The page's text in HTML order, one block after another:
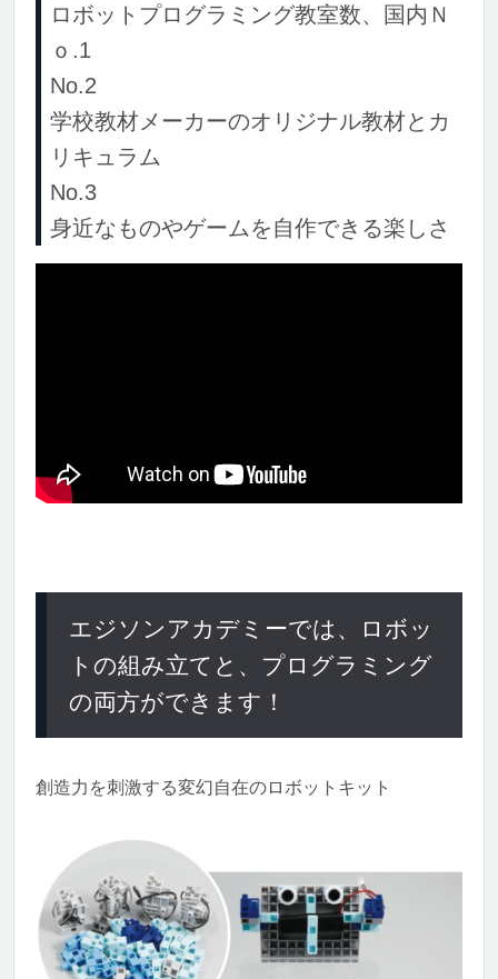
ロボットプログラミング教室数、国内Ｎ
ｏ.1
No.2
学校教材メーカーのオリジナル教材とカ
リキュラム
No.3
身近なものやゲームを自作できる楽しさ
エジソンアカデミーでは、ロボッ
トの組み立てと、プログラミング
の両方ができます！
創造力を刺激する変幻自在のロボットキット